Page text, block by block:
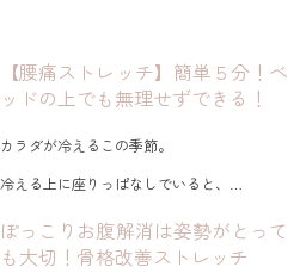
今回は、
腰痛改善ヨガ＆ストレッチをご紹介します。
【腰痛ストレッチ】簡単５分！ベ
ッドの上でも無理せずできる！
カラダが冷えるこの季節。
冷える上に座りっぱなしでいると、
腰痛が出てくる方
多いと思います。
ぽっこりお腹解消は姿勢がとって
も大切！骨格改善ストレッチ